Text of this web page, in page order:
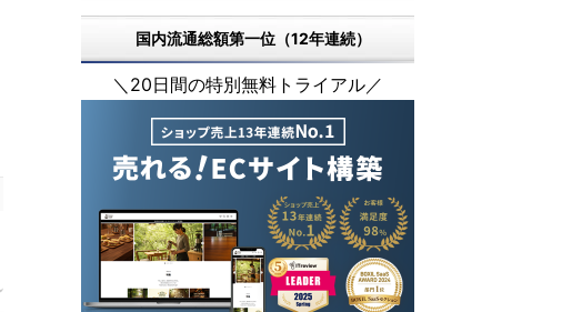
国内流通総額第一位（12年連続）
＼20日間の特別無料トライアル／